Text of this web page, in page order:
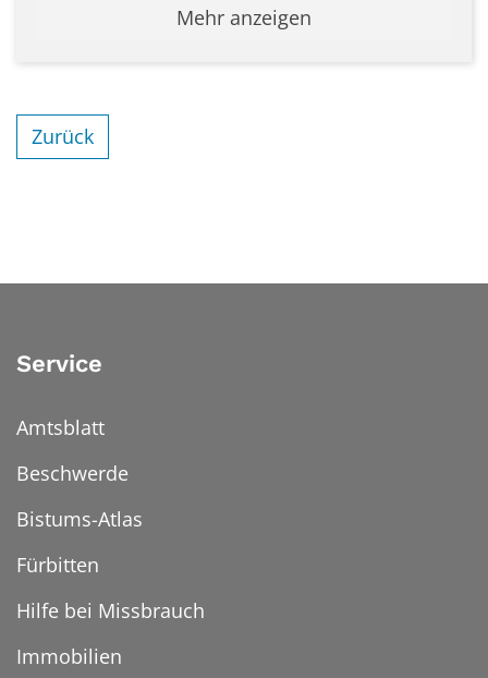
Mehr anzeigen
Zurück
Service
Amtsblatt
Beschwerde
Bistums-Atlas
Fürbitten
Hilfe bei Missbrauch
Immobilien